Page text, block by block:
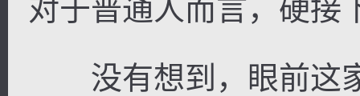
对于普通人而言，硬接
没有想到，眼前这